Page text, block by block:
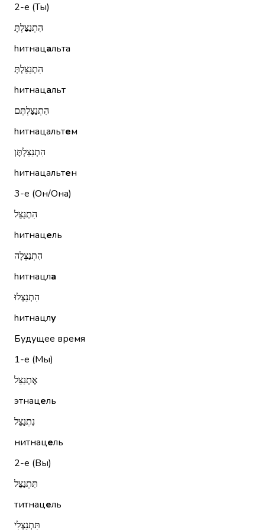
2-е (Ты)
הִתְנַצַּלְתָּ
hитнацальта
הִתְנַצַּלְתְּ
hитнацальт
הִתְנַצַּלְתֶּם
hитнацальтем
הִתְנַצַּלְתֶּן
hитнацальтен
3-е (Он/Она)
הִתְנַצֵּל
hитнацель
הִתְנַצְּלָה
hитнацла
הִתְנַצְּלוּ
hитнацлу
Будущее время
1-е (Мы)
אֶתְנַצֵּל
этнацель
נִתְנַצֵּל
нитнацель
2-е (Вы)
תִּתְנַצֵּל
титнацель
תִּתְנַצְּלִי